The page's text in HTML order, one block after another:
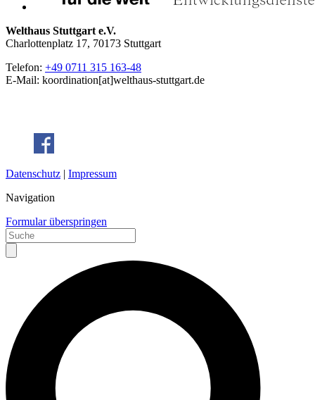
Welthaus Stuttgart e.V.
Charlottenplatz 17, 70173 Stuttgart
Telefon: +49 0711 315 163-48
E-Mail: koordination[at]welthaus-stuttgart.de
Datenschutz | Impressum
Navigation
Formular überspringen